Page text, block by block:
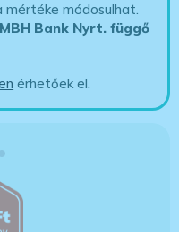
módosulhat.
Bank Nyrt. függő
érhetőek el.